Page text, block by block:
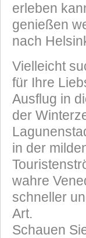
erleben
genießen
nach
Vielleicht
für Ihre
Ausflug in
der
in der
wahre
schneller
Art.
Schauen